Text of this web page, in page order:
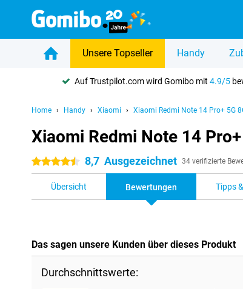
Unsere Topseller Handy
Auf Trustpilot.com wird Gomibo mit4.9/5
Home Handy Xiaomi Xiaomi Redmi Note 14 Pro+ 5G
Xiaomi Redmi Note 14
4.5 Sterne 8,7 Ausgezeichnet 34 verifizierte
Übersicht Bewertungen Tipps
Das sagen unsere Kunden über dieses Produkt
Durchschnittswerte: